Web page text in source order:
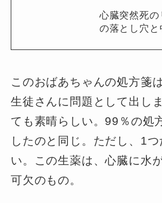
心臓突然死の
の落とし穴
このおばあちゃんの処方箋
生徒さんに問題として出し
ても素晴らしい。99％の処
したのと同じ。ただし、1
い。この生薬は、心臓に水
可欠のもの。